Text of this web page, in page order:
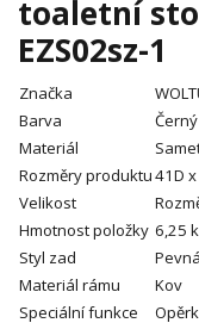
toaletní
EZS02sz-1
Značka
Barva
Černý
Materiál
Rozměry produktu41D
Velikost
Hmotnost položky 6,25
Styl zad
Materiál rámu
Kov
Speciální funkce